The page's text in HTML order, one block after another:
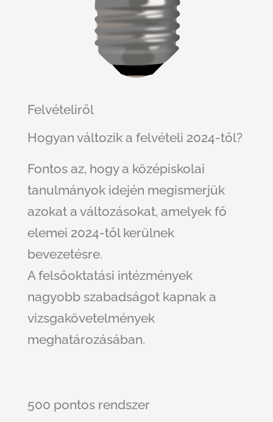
Felvételiről
Hogyan változik a felvételi 2024-től?
Fontos az, hogy a középiskolai
tanulmányok idején megismerjük
azokat a változásokat, amelyek fő
elemei 2024-től kerülnek
bevezetésre.
A felsőoktatási intézmények
nagyobb szabadságot kapnak a
vizsgakövetelmények
meghatározásában.
500 pontos rendszer